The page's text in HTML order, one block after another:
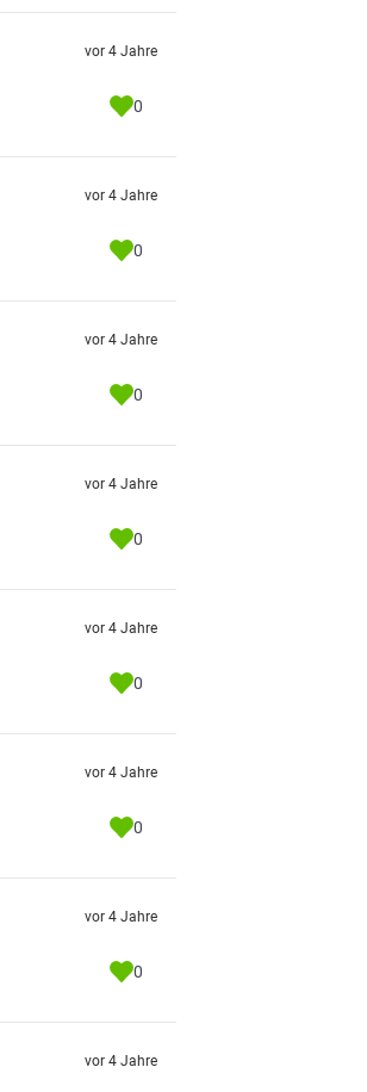
vor 4 Jahre
0
vor 4 Jahre
0
vor 4 Jahre
0
vor 4 Jahre
0
vor 4 Jahre
0
vor 4 Jahre
0
vor 4 Jahre
0
vor 4 Jahre